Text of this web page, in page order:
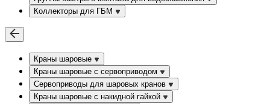
Коллекторы для ГБМ
Краны шаровые
Краны шаровые с сервоприводом
Сервоприводы для шаровых кранов
Краны шаровые с накидной гайкой